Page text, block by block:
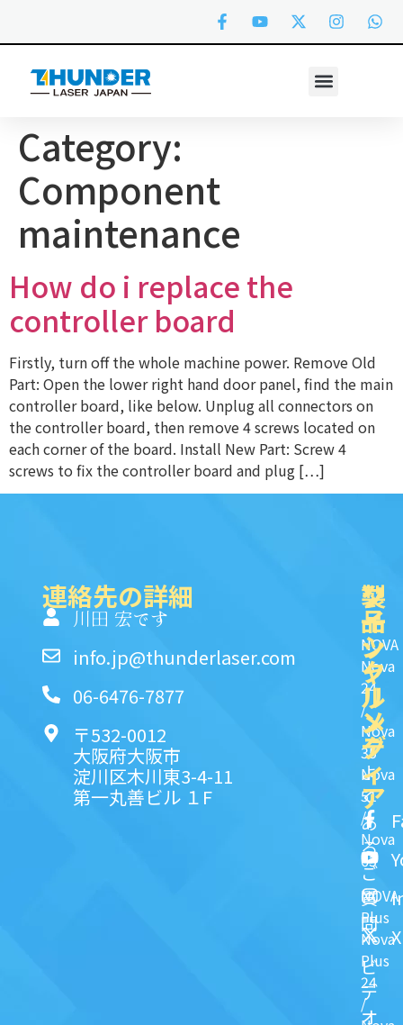
Category:
Component
maintenance
How do i replace the
controller board
Firstly, turn off the whole machine power. Remove Old
Part: Open the lower right hand door panel, find the main
controller board, like below. Unplug all connectors on
the controller board, then remove 4 screws located on
each corner of the board. Install New Part: Screw 4
screws to fix the controller board and plug […]
連絡先の詳細
川田 宏です
info.jp@thunderlaser.com
06-6476-7877
〒532-0012
大阪府大阪市
淀川区木川東3-4-11
第一丸善ビル １F
製
品
NOVA
Nova
24
/
Nova
35
Nova
51
/
Nova
63
NOVA
Plus
Nova
Plus
24
/
ク
イ
ッ
ク
リ
ン
ク
よ
く
あ
る
ご
質
問
ビ
デ
オ
ソ
一
シ
ャ
ル
メ
デ
ィ
ア
X